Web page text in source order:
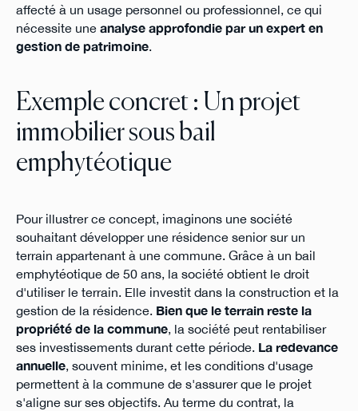
affecté à un usage personnel ou professionnel, ce qui
nécessite une analyse approfondie par un expert en
gestion de patrimoine.
Exemple concret : Un projet
immobilier sous bail
emphytéotique
Pour illustrer ce concept, imaginons une société
souhaitant développer une résidence senior sur un
terrain appartenant à une commune. Grâce à un bail
emphytéotique de 50 ans, la société obtient le droit
d'utiliser le terrain. Elle investit dans la construction et la
gestion de la résidence. Bien que le terrain reste la
propriété de la commune, la société peut rentabiliser
ses investissements durant cette période. La redevance
annuelle, souvent minime, et les conditions d'usage
permettent à la commune de s'assurer que le projet
s'aligne sur ses objectifs. Au terme du contrat, la